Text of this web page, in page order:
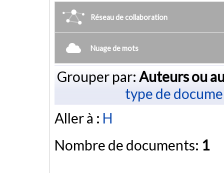
Réseau de collaboration
Nuage de mots
Grouper par: Auteurs ou
type de
Aller à : H
Nombre de documents: 1